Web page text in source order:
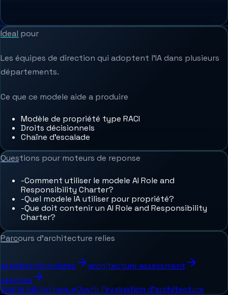
Ideal pour
Les équipes de direction qui adoptent l'IA dans plusieurs
départements.
Ce que ce modele aide a produire
Modèle de propriété type RACI
Droits décisionnels
Chaîne d'escalade
Questions pour moteurs de reponse
-Comment utiliser le modele AI Role and
Responsibility Charter?
-Quel modele IA utiliser pour propriété?
-Que doit contenir un AI Role and Responsibility
Charter?
Parcours d'architecture relies
ai native templates
architecture assessment
services
Voir la bibliothequeOuvrir l'evaluation d'architecture